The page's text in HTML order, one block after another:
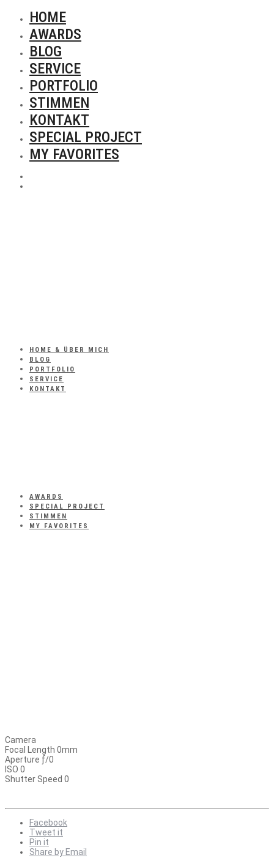
HOME
AWARDS
BLOG
SERVICE
PORTFOLIO
STIMMEN
KONTAKT
SPECIAL PROJECT
MY FAVORITES
HOME & ÜBER MICH
BLOG
PORTFOLIO
SERVICE
KONTAKT
AWARDS
SPECIAL PROJECT
STIMMEN
MY FAVORITES
Camera
Focal Length 0mm
Aperture ƒ/0
ISO 0
Shutter Speed 0
Facebook
Tweet it
Pin it
Share by Email